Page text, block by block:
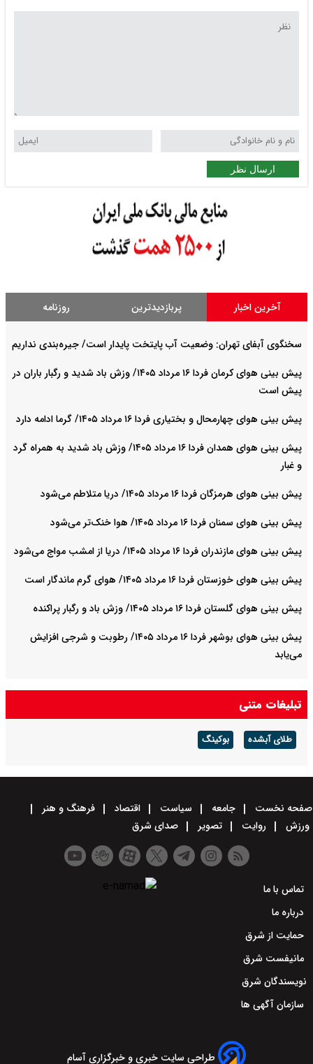
ارسال نظر
آخرین اخبار پربازدیدترین روزنامه
سخنگوی آبفای تهران: وضعیت آب پایتخت پایدار است/ جیره‌بندی نداریم
پیش بینی هوای کرمان فردا ۱۶ مرداد ۱۴۰۵/ وزش باد شدید و رگبار باران در
پیش است
پیش بینی هوای چهارمحال و بختیاری فردا ۱۶ مرداد ۱۴۰۵/ گرما ادامه دارد
پیش بینی هوای همدان فردا ۱۶ مرداد ۱۴۰۵/ وزش باد شدید به همراه گرد
و غبار
پیش بینی هوای هرمزگان فردا ۱۶ مرداد ۱۴۰۵/ دریا متلاطم می‌شود
پیش بینی هوای سمنان فردا ۱۶ مرداد ۱۴۰۵/ هوا خنک‌تر می‌شود
پیش بینی هوای مازندران فردا ۱۶ مرداد ۱۴۰۵/ دریا از امشب مواج می‌شود
پیش بینی هوای خوزستان فردا ۱۶ مرداد ۱۴۰۵/ هوای گرم ماندگار است
پیش بینی هوای گلستان فردا ۱۶ مرداد ۱۴۰۵/ وزش باد و رگبار پراکنده
پیش بینی هوای بوشهر فردا ۱۶ مرداد ۱۴۰۵/ رطوبت و شرجی افزایش
می‌یابد
تبلیغات متنی
طلای آبشده بوکینگ
صفحه نخست جامعه سیاست اقتصاد
فرهنگ و هنر
ورزش
روایت تصویر صدای شرق
تماس با ما
درباره ما
حمایت از شرق
مانیفست شرق
نویسندگان شرق
سازمان آگهی ها
طراحی سایت خبری و خبرگزاری آسام